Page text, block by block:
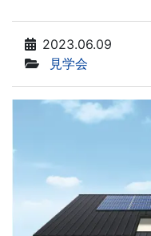
2023.06.09
見学会